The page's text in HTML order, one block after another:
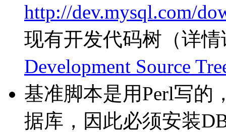
http://dev.mysql.com/
现有开发代码树（详
Development Source
基准脚本是用Perl写的
据库，因此必须安装